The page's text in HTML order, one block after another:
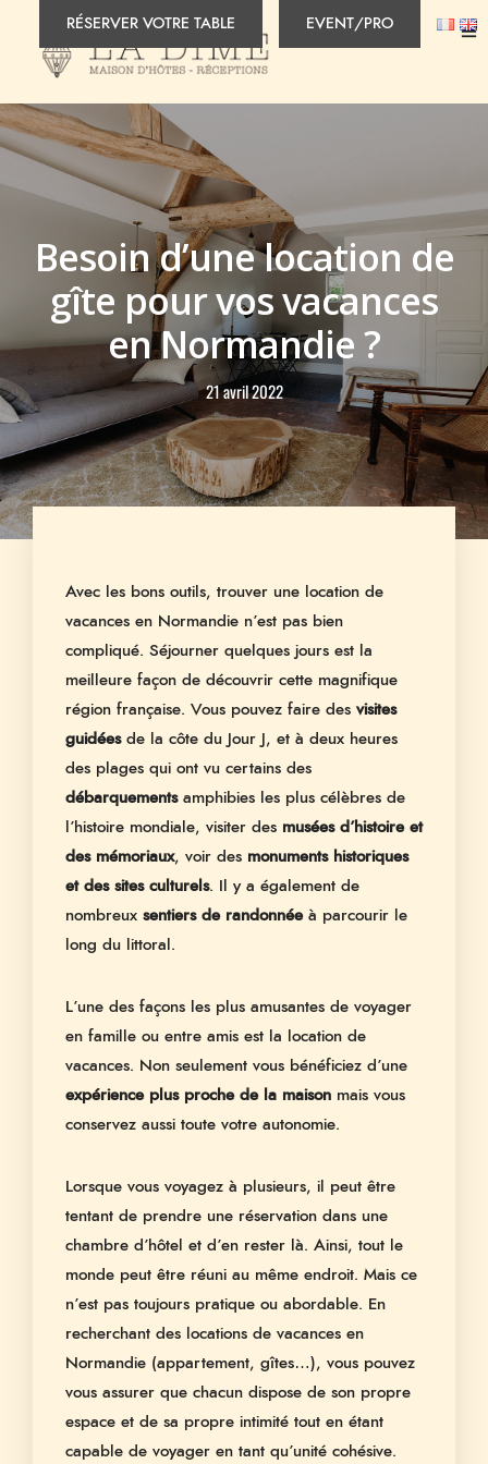
RÉSERVER VOTRE TABLE EVENT/PRO
Besoin d’une location de
gîte pour vos vacances
en Normandie ?
21 avril 2022
Avec les bons outils, trouver une location de
vacances en Normandie n’est pas bien
compliqué. Séjourner quelques jours est la
meilleure façon de découvrir cette magnifique
région française. Vous pouvez faire des visites
guidéesde la côte du Jour J, et à deux heures
des plages qui ont vu certains des
débarquements amphibies les plus célèbres de
l’histoire mondiale, visiter des musées d’histoire et
des mémoriaux, voir des monuments historiques
et des sites culturels. Il y a également de
nombreux sentiers de randonnéeà parcourir le
long du littoral.
L’une des façons les plus amusantes de voyager
en famille ou entre amis est la location de
vacances. Non seulement vous bénéficiez d’une
expérience plus proche de la maison mais vous
conservez aussi toute votre autonomie.
Lorsque vous voyagez à plusieurs, il peut être
tentant de prendre une réservation dans une
chambre d’hôtel et d’en rester là. Ainsi, tout le
monde peut être réuni au même endroit. Mais ce
n’est pas toujours pratique ou abordable. En
recherchant des locations de vacances en
Normandie (appartement, gîtes…), vous pouvez
vous assurer que chacun dispose de son propre
espace et de sa propre intimité tout en étant
capable de voyager en tant qu’unité cohésive.